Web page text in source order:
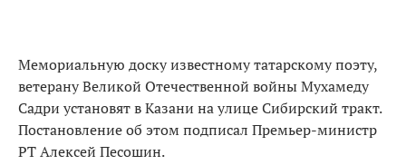
Мемориальную доску известному татарскому поэту,
ветерану Великой Отечественной войны Мухамеду
Садри установят в Казани на улице Сибирский тракт.
Постановление об этом подписал Премьер-министр
РТ Алексей Песошин.